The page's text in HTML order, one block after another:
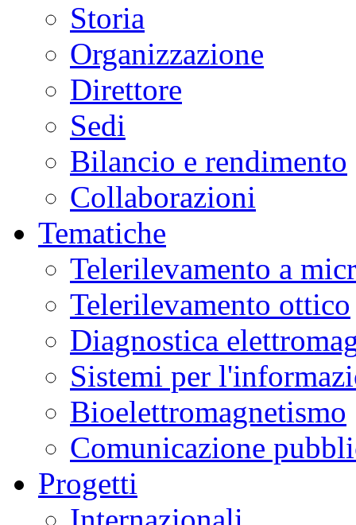
Storia
Organizzazione
Direttore
Sedi
Bilancio e rendimento
Collaborazioni
Tematiche
Telerilevamento a
Telerilevamento ottico
Diagnostica
Sistemi per
Bioelettromagnetismo
Comunicazione
Progetti